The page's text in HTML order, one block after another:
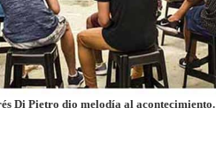
Di Pietro dio melodía al